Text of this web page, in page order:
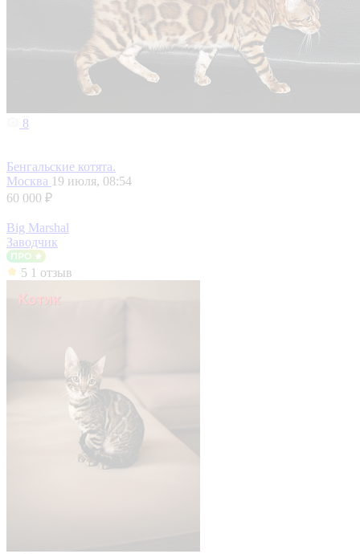
8
Бенгальские котята.
Москва 19 июля, 08:54
60 000 ₽
Big Marshal
Заводчик
5 1 отзыв